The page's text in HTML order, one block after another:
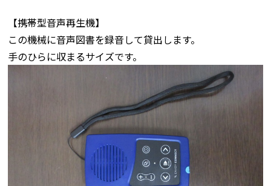
【携帯型音声再生機】
この機械に音声図書を録音して貸出します。
手のひらに収まるサイズです。